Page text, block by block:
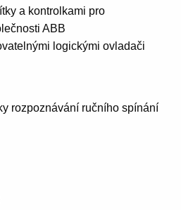
a kontrolkami pro
ABB
logickými ovladači
rozpoznávání ručního spínání